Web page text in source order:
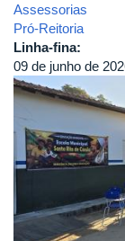
Assessorias
Pró-Reitoria
Linha-fina:
09 de junho de